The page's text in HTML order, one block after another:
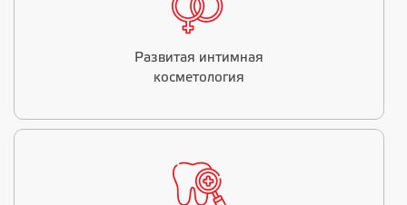
Развитая интимная
косметология